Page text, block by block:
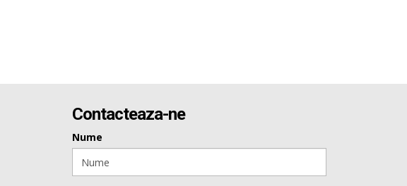
Contacteaza-ne
Nume